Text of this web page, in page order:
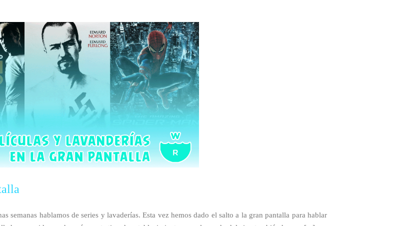
semanas hablamos de series y lavaderías. Esta vez hemos dado el salto a la gran pantalla para hablar